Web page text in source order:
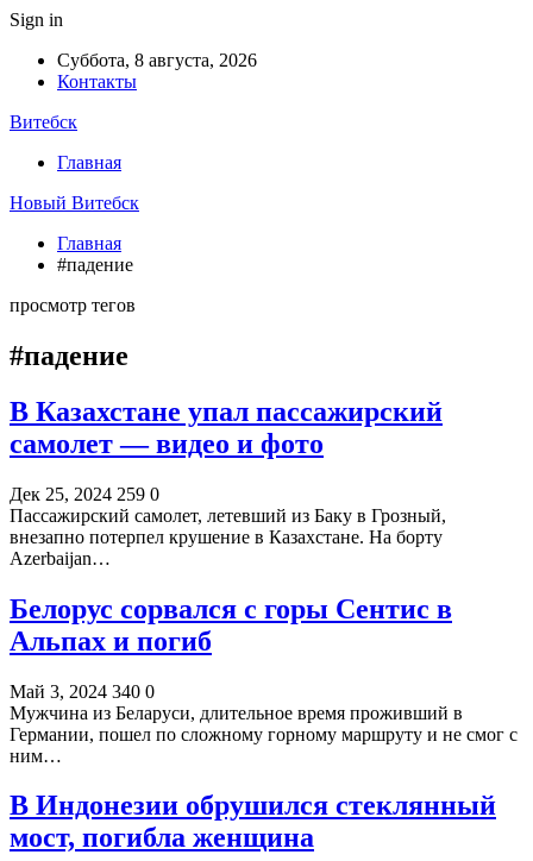
Sign in
Суббота, 8 августа, 2026
Контакты
Витебск
Главная
Новый Витебск
Главная
#падение
просмотр тегов
#падение
В Казахстане упал пассажирский
самолет — видео и фото
Дек 25, 2024 259 0
Пассажирский самолет, летевший из Баку в Грозный,
внезапно потерпел крушение в Казахстане. На борту
Azerbaijan…
Белорус сорвался с горы Сентис в
Альпах и погиб
Май 3, 2024 340 0
Мужчина из Беларуси, длительное время проживший в
Германии, пошел по сложному горному маршруту и не смог с
ним…
В Индонезии обрушился стеклянный
мост, погибла женщина